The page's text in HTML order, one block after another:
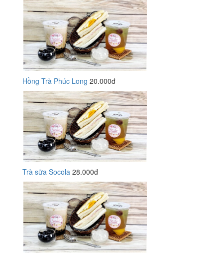
Hồng Trà Phúc Long 20.000đ
Trà sữa Socola 28.000đ